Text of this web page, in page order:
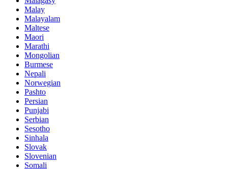
Malay
Malayalam
Maltese
Maori
Marathi
Mongolian
Burmese
Nepali
Norwegian
Pashto
Persian
Punjabi
Serbian
Sesotho
Sinhala
Slovak
Slovenian
Somali